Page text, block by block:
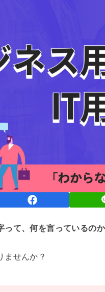
って、何を言っているの
ませんか？